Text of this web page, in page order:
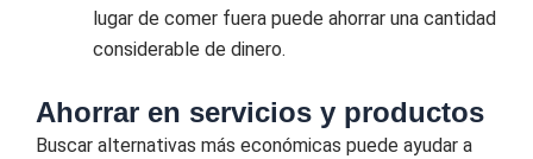
lugar de comer fuera puede ahorrar una cantidad
considerable de dinero.
Ahorrar en servicios y productos
Buscar alternativas más económicas puede ayudar a